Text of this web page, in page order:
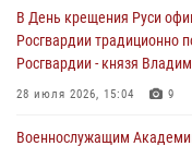
В День крещения Руси
Росгвардии традиционно
Росгвардии - князя
28 июля 2026, 15:04 9
Военнослужащим